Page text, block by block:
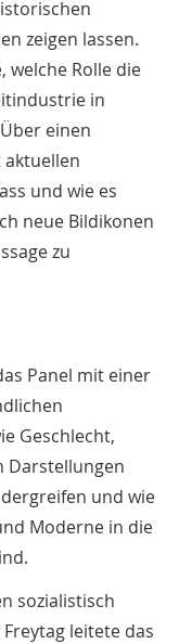
zeigen lassen.
welche Rolle die
in
einen
und wie es
neue Bildikonen
zu
Panel mit einer
Geschlecht,
Darstellungen
und wie
Moderne in die
sozialistisch
leitete das